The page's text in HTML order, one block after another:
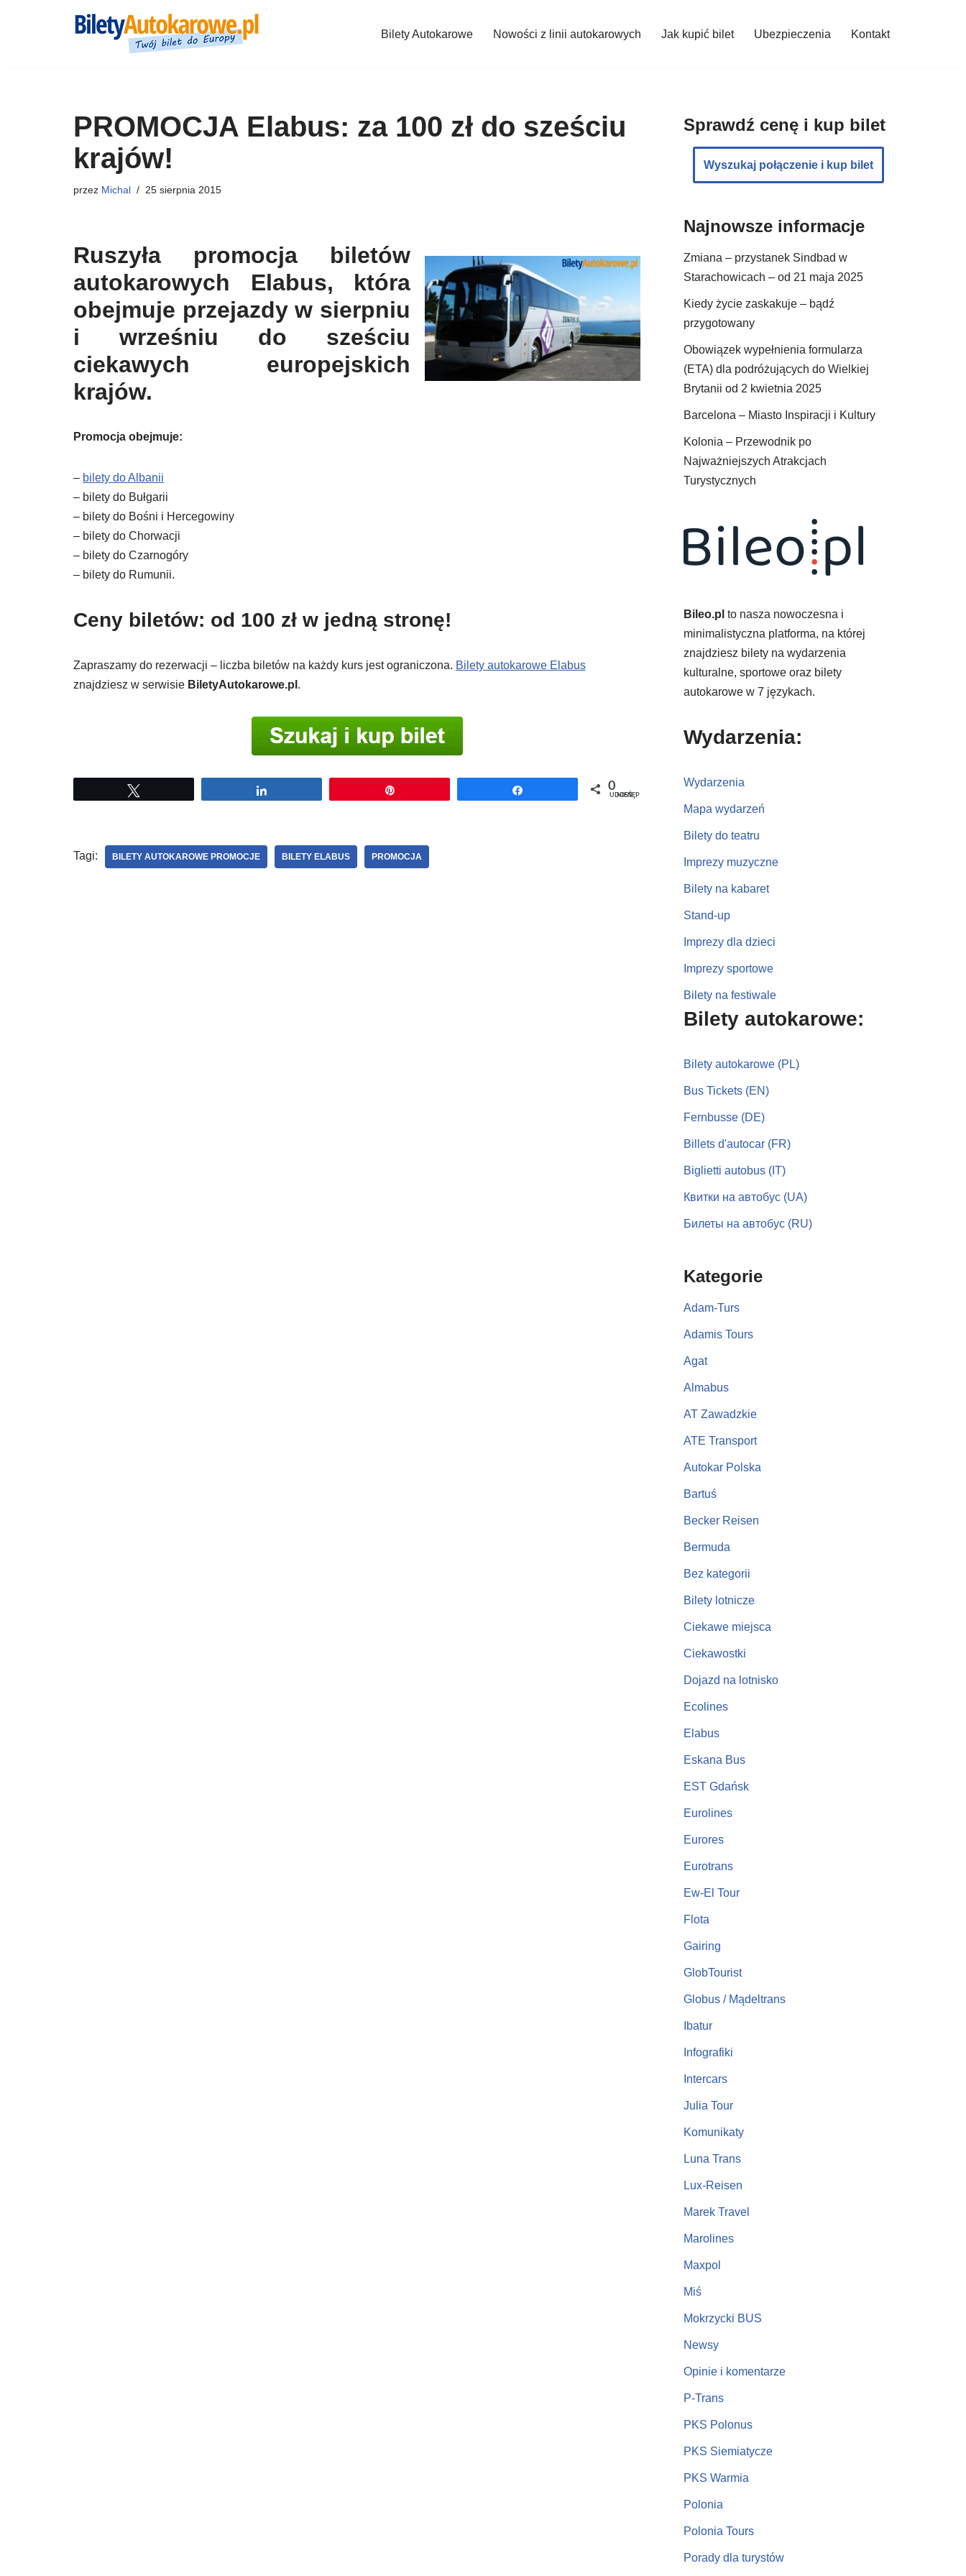
Bilety Autokarowe Nowości z linii autokarowych Jak kupić bilet Ubezpieczenia Kontakt
PROMOCJA Elabus: za 100 zł do sześciu
krajów!
przez Michal 25 sierpnia 2015
Ruszyła promocja biletów
autokarowych Elabus, która
obejmuje przejazdy w sierpniu
i wrześniu do sześciu
ciekawych europejskich
krajów.
Promocja obejmuje:
– bilety do Albanii
– bilety do Bułgarii
– bilety do Bośni i Hercegowiny
– bilety do Chorwacji
– bilety do Czarnogóry
– bilety do Rumunii.
Ceny biletów: od 100 zł w jedną stronę!
Zapraszamy do rezerwacji – liczba biletów na każdy kurs jest ograniczona. Bilety autokarowe Elabus
znajdziesz w serwisie BiletyAutokarowe.pl .
0
UDOSTĘPNIEŃ
Tagi: BILETY AUTOKAROWE PROMOCJE BILETY ELABUS PROMOCJA
Sprawdź cenę i kup bilet
Wyszukaj połączenie i kup bilet
Najnowsze informacje
Zmiana – przystanek Sindbad w
Starachowicach – od 21 maja 2025
Kiedy życie zaskakuje – bądź
przygotowany
Obowiązek wypełnienia formularza
(ETA) dla podróżujących do Wielkiej
Brytanii od 2 kwietnia 2025
Barcelona – Miasto Inspiracji i Kultury
Kolonia – Przewodnik po
Najważniejszych Atrakcjach
Turystycznych
Bileo.pl to nasza nowoczesna i
minimalistyczna platforma, na której
znajdziesz bilety na wydarzenia
kulturalne, sportowe oraz bilety
autokarowe w 7 językach.
Wydarzenia:
Wydarzenia
Mapa wydarzeń
Bilety do teatru
Imprezy muzyczne
Bilety na kabaret
Stand-up
Imprezy dla dzieci
Imprezy sportowe
Bilety na festiwale
Bilety autokarowe:
Bilety autokarowe (PL)
Bus Tickets (EN)
Fernbusse (DE)
Billets d'autocar (FR)
Biglietti autobus (IT)
Квитки на автобус (UA)
Билеты на автобус (RU)
Kategorie
Adam-Turs
Adamis Tours
Agat
Almabus
AT Zawadzkie
ATE Transport
Autokar Polska
Bartuś
Becker Reisen
Bermuda
Bez kategorii
Bilety lotnicze
Ciekawe miejsca
Ciekawostki
Dojazd na lotnisko
Ecolines
Elabus
Eskana Bus
EST Gdańsk
Eurolines
Eurores
Eurotrans
Ew-El Tour
Flota
Gairing
GlobTourist
Globus / Mądeltrans
Ibatur
Infografiki
Intercars
Julia Tour
Komunikaty
Luna Trans
Lux-Reisen
Marek Travel
Marolines
Maxpol
Miś
Mokrzycki BUS
Newsy
Opinie i komentarze
P-Trans
PKS Polonus
PKS Siemiatycze
PKS Warmia
Polonia
Polonia Tours
Porady dla turystów